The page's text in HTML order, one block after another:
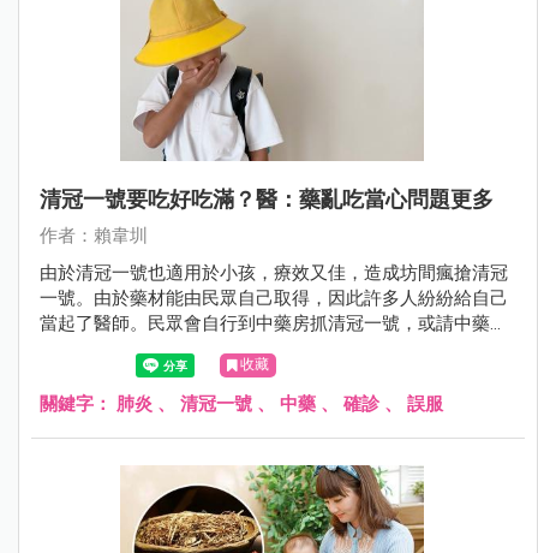
清冠一號要吃好吃滿？醫：藥亂吃當心問題更多
作者：賴韋圳
由於清冠一號也適用於小孩，療效又佳，造成坊間瘋搶清冠
一號。由於藥材能由民眾自己取得，因此許多人紛紛給自己
當起了醫師。民眾會自行到中藥房抓清冠一號，或請中藥房
的人代煎回去服用。賴韋圳中醫師最近就遇見不少「誤服」
的病患，即使病愈後依然堅持服用清冠一號，而理由竟是
「清冠一號要吃完整個療程才會好」……
收藏
關鍵字： 肺炎 、 清冠一號 、 中藥 、 確診 、 誤服